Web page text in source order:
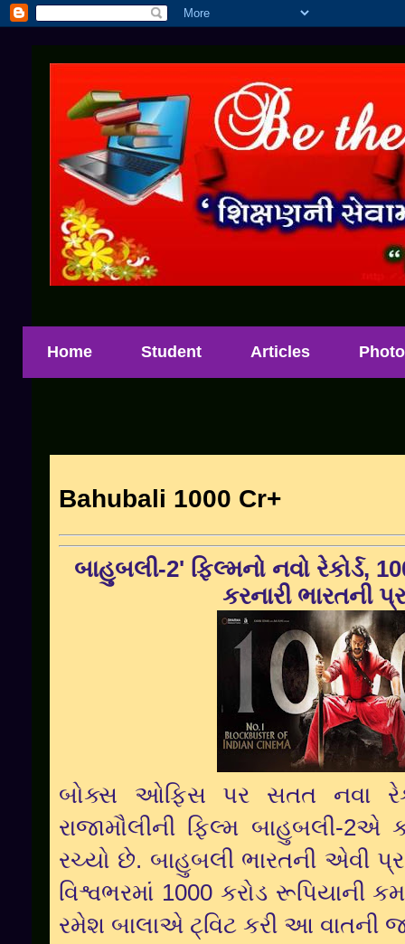
Home Student Articles
Bahubali 1000 Cr+
બાહુબલી-2' ફિલ્મનો નવો રેકોર્ડ,
કરનારી ભારતની
બોક્સ ઓફિસ પર સતત નવા
રાજામૌલીની ફિલ્મ બાહુબલી-2એ
રચ્યો છે. બાહુબલી ભારતની એવી
વિશ્વભરમાં 1000 કરોડ રૂપિયાની
રમેશ બાલાએ ટ્વિટ કરી આ વાતની